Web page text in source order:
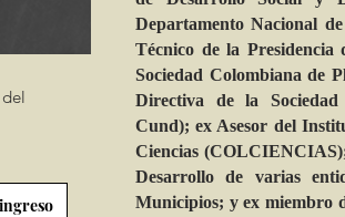
Departamento Nacional
Técnico de la Presidencia
Sociedad Colombiana de
Directiva de la
Cund); ex Asesor del
Ciencias
Desarrollo de varias
Municipios; y ex miembro